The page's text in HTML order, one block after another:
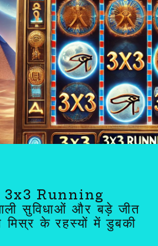
Running
सुविधाओं और बड़े जीत
के रहस्यों में डुबकी